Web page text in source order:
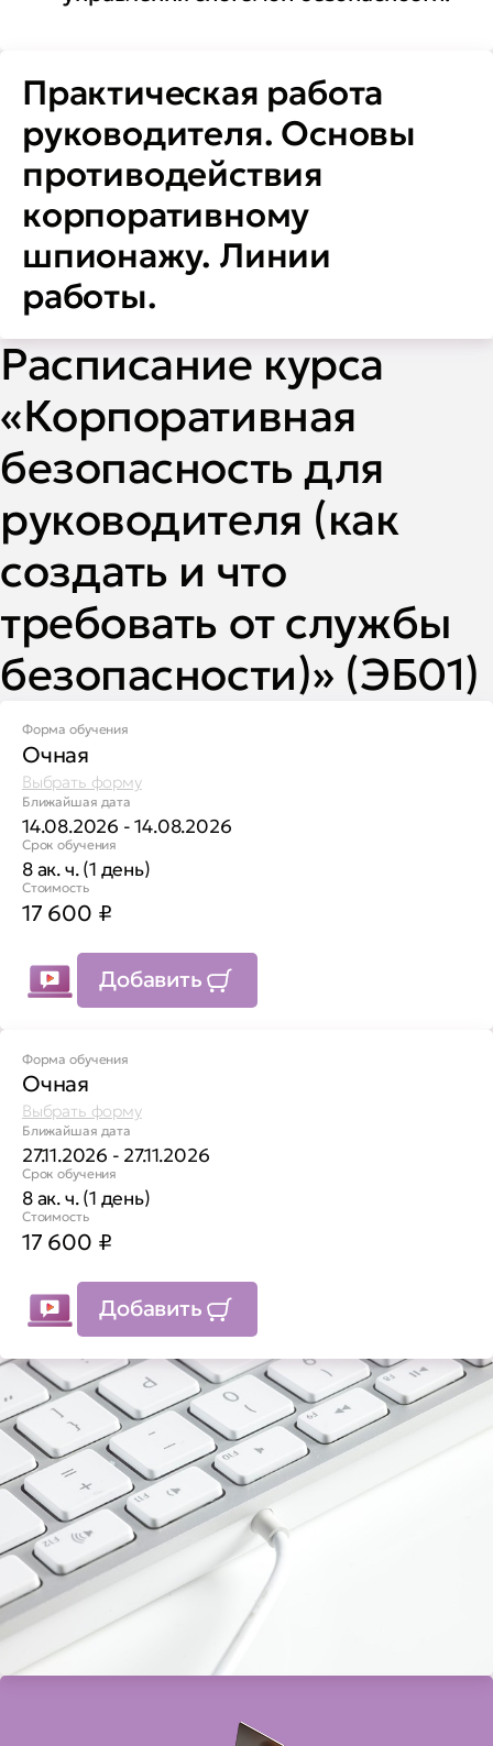
Практическая работа
руководителя. Основы
противодействия
корпоративному
шпионажу. Линии
работы.
Расписание курса
«Корпоративная
безопасность для
руководителя (как
создать и что
требовать от службы
безопасности)» (ЭБ01)
Форма обучения
Очная
Выбрать форму
Ближайшая дата
14.08.2026 - 14.08.2026
Срок обучения
8 ак. ч. (1 день)
Стоимость
17 600 ₽
Добавить
Форма обучения
Очная
Выбрать форму
Ближайшая дата
27.11.2026 - 27.11.2026
Срок обучения
8 ак. ч. (1 день)
Стоимость
17 600 ₽
Добавить